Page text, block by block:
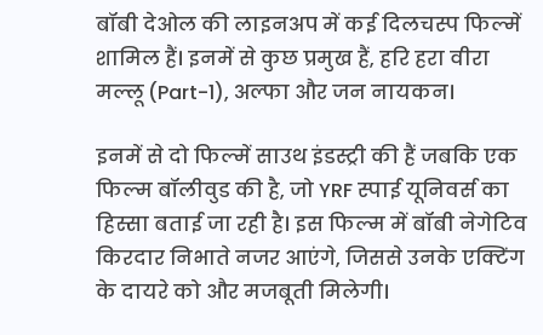
बॉबी देओल की लाइनअप में कई दिलचस्प फिल्में
शामिल हैं। इनमें से कुछ प्रमुख हैं, हरि हरा वीरा
मल्लू (Part-1), अल्फा और जन नायकन।
इनमें से दो फिल्में साउथ इंडस्ट्री की हैं जबकि एक
फिल्म बॉलीवुड की है, जो YRF स्पाई यूनिवर्स का
हिस्सा बताई जा रही है। इस फिल्म में बॉबी नेगेटिव
किरदार निभाते नजर आएंगे, जिससे उनके एक्टिंग
के दायरे को और मजबूती मिलेगी।